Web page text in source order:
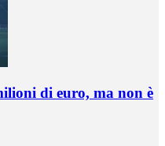
di euro, ma non è